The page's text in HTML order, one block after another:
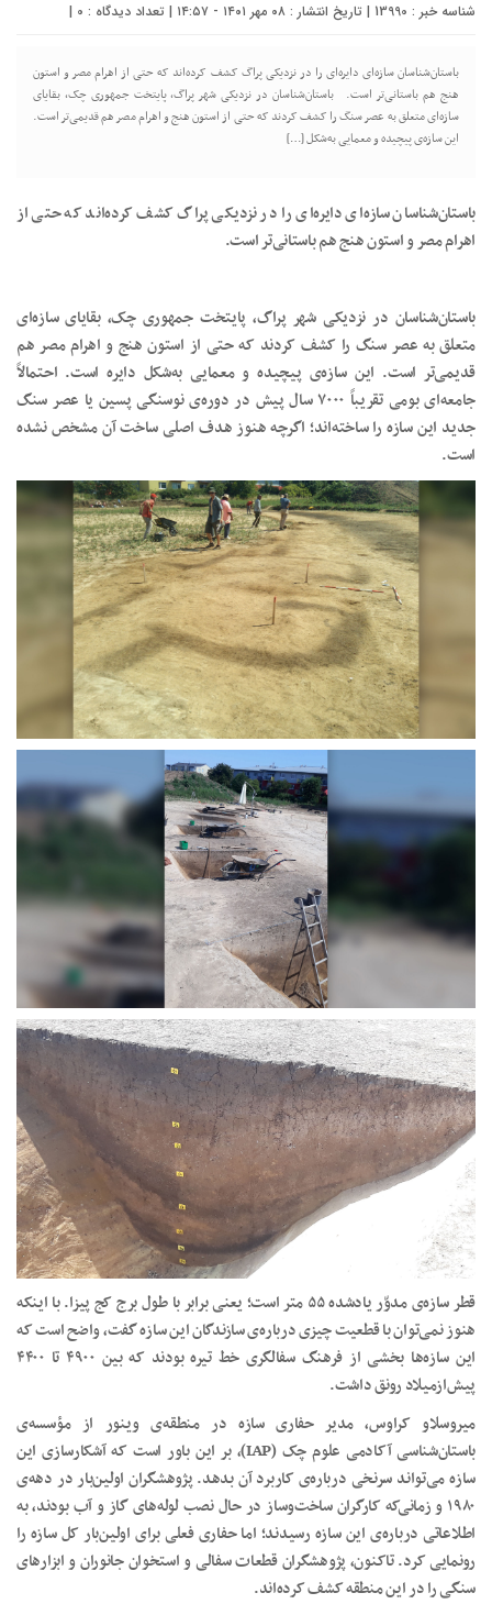
شناسه خبر : 13990 | تاریخ انتشار : ۰۸ مهر ۱۴۰۱ - ۱۴:۵۷ | تعداد دیدگاه : 0
|
باستان‌شناسان سازه‌ای دایره‌ای را در نزدیکی پراگ کشف کرده‌اند که حتی از اهرام مصر و استون
هنج هم باستانی‌تر است. باستان‌شناسان در نزدیکی شهر پراگ، پایتخت جمهوری چک، بقایای
سازه‌ای متعلق به عصر سنگ را کشف کردند که حتی از استون هنج و اهرام مصر هم قدیمی‌تر است.
این سازه‌ی پیچیده ‌و معمایی به‌شکل […]
باستان‌شناسان سازه‌ای دایره‌ای را در نزدیکی پراگ کشف کرده‌اند که حتی از
اهرام مصر و استون هنج هم باستانی‌تر است.
باستان‌شناسان در نزدیکی شهر پراگ، پایتخت جمهوری چک، بقایای سازه‌ای
متعلق به عصر سنگ را کشف کردند که حتی از استون هنج و اهرام مصر هم
قدیمی‌تر است. این سازه‌ی پیچیده ‌و معمایی به‌شکل دایره است. احتمالاً
جامعه‌ای بومی تقریباً ۷۰۰۰ سال پیش در دوره‌ی نوسنگی پسین یا عصر سنگ
جدید این سازه را ساخته‌اند؛ اگرچه هنوز هدف اصلی ساخت آن مشخص نشده
است.
قطر سازه‌ی مدوّر یادشده ۵۵ متر است؛ یعنی برابر با طول برج کج پیزا. با اینکه
هنوز نمی‌توان با قطعیت چیزی درباره‌ی سازندگان این سازه گفت، واضح است که
این سازه‌ها بخشی از فرهنگ سفالگری خط تیره بودند که بین ۴۹۰۰ تا ۴۴۰۰
پیش‌ازمیلاد رونق داشت.
میروسلاو کراوس، مدیر حفاری سازه در منطقه‌ی وینور از مؤسسه‌ی
باستان‌شناسی آکادمی علوم چک (IAP)، بر این باور است که آشکارسازی این
سازه می‌تواند سرنخی درباره‌ی کاربرد آن بدهد. پژوهشگران اولین‌بار در دهه‌ی
۱۹۸۰ و زمانی‌که کارگران ساخت‌وساز در حال نصب لوله‌های گاز و آب بودند، به
اطلاعاتی درباره‌ی این سازه رسیدند؛ اما حفاری فعلی برای اولین‌بار کل سازه را
رونمایی کرد. تاکنون، پژوهشگران قطعات سفالی و استخوان جانوران و ابزارهای
سنگی را در این منطقه کشف کرده‌اند.